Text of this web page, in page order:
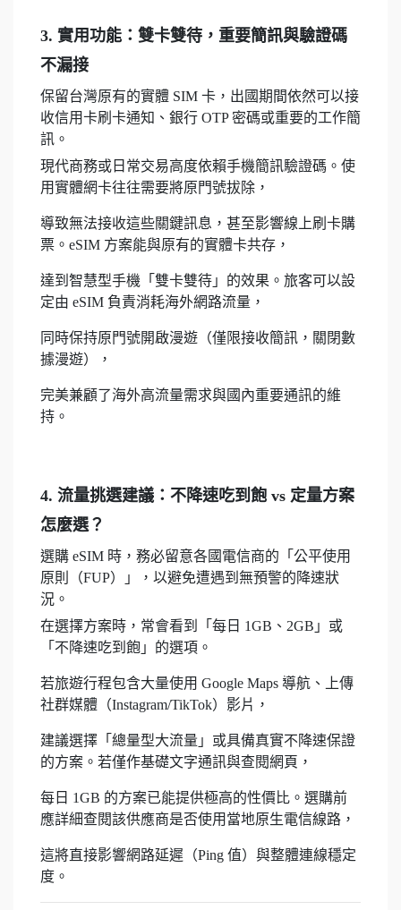
3. 實用功能：雙卡雙待，重要簡訊與驗證碼
不漏接
保留台灣原有的實體 SIM 卡，出國期間依然可以接
收信用卡刷卡通知、銀行 OTP 密碼或重要的工作簡
訊。
現代商務或日常交易高度依賴手機簡訊驗證碼。使
用實體網卡往往需要將原門號拔除，
導致無法接收這些關鍵訊息，甚至影響線上刷卡購
票。eSIM 方案能與原有的實體卡共存，
達到智慧型手機「雙卡雙待」的效果。旅客可以設
定由 eSIM 負責消耗海外網路流量，
同時保持原門號開啟漫遊（僅限接收簡訊，關閉數
據漫遊），
完美兼顧了海外高流量需求與國內重要通訊的維
持。
4. 流量挑選建議：不降速吃到飽 vs 定量方案
怎麼選？
選購 eSIM 時，務必留意各國電信商的「公平使用
原則（FUP）」，以避免遭遇到無預警的降速狀
況。
在選擇方案時，常會看到「每日 1GB、2GB」或
「不降速吃到飽」的選項。
若旅遊行程包含大量使用 Google Maps 導航、上傳
社群媒體（Instagram/TikTok）影片，
建議選擇「總量型大流量」或具備真實不降速保證
的方案。若僅作基礎文字通訊與查閱網頁，
每日 1GB 的方案已能提供極高的性價比。選購前
應詳細查閱該供應商是否使用當地原生電信線路，
這將直接影響網路延遲（Ping 值）與整體連線穩定
度。